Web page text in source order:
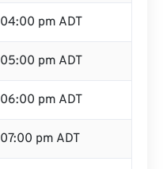
04:00 pm ADT
05:00 pm ADT
06:00 pm ADT
07:00 pm ADT